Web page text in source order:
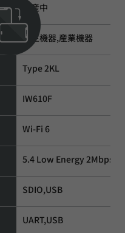
生産中
民生機器,産業機器
Type 2KL
IW610F
Wi-Fi 6
5.4 Low Energy 2Mbps
SDIO,USB
UART,USB